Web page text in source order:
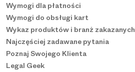
Wymogi dla płatności
Wymogi do obsługi kart
Wykaz produktów i branż zakazanych
Najczęściej zadawane pytania
Poznaj Swojego Klienta
Legal Geek